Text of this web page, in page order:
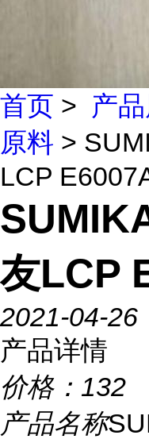
首页 > 产
原料 >
LCP
友LCP
2021-04-26
产品详情
价格： 132
产品名称